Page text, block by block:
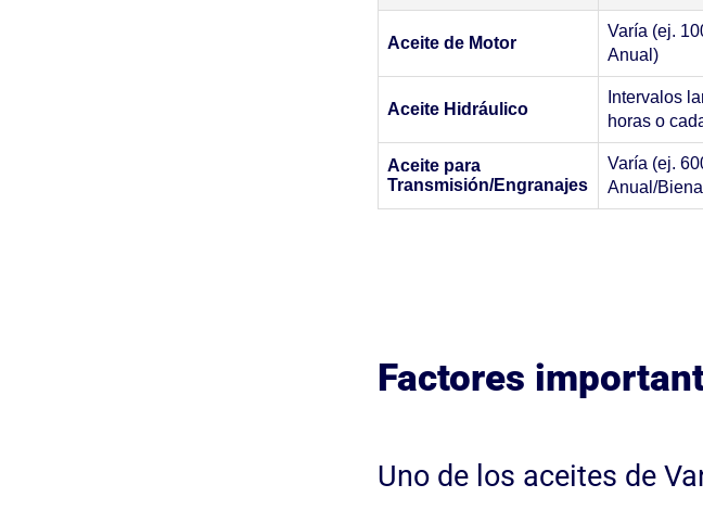
Aceite de Motor
Varía (ej.
Anual)
Aceite Hidráulico
Intervalos
horas o
Aceite para
Transmisión/Engranajes
Varía (ej.
Anual/
Factores
Uno de los aceites de